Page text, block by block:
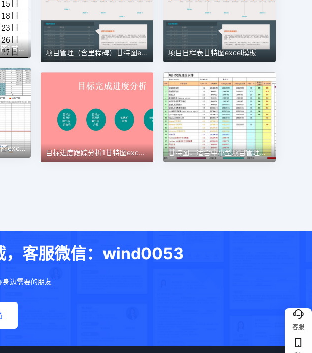
项目计划任务进度表甘特图1甘特图excel模板
项目管理（含里程碑）甘特图excel模板 项目日程表甘特图excel模板
计划调整实际甘特图甘特图excel模板
目标进度跟踪分析1甘特图excel模板 甘特图，适合中小型项目管理使用甘特图excel模板
，客服微信：wind0053
边需要的朋友
客服